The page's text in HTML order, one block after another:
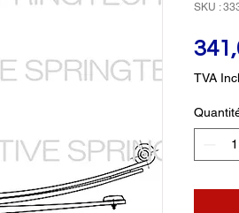
SKU :
TVA